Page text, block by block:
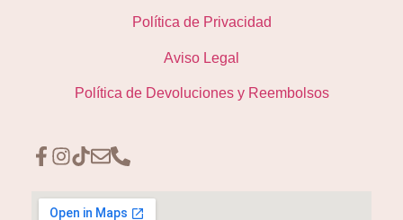
Política de Privacidad
Aviso Legal
Política de Devoluciones y Reembolsos